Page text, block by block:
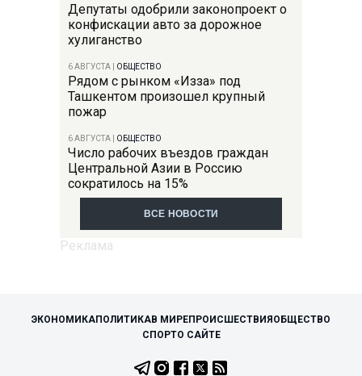
Депутаты одобрили законопроект о
конфискации авто за дорожное
хулиганство
6 АВГУСТА ОБЩЕСТВО
Рядом с рынком «Изза» под
Ташкентом произошел крупный
пожар
6 АВГУСТА ОБЩЕСТВО
Число рабочих въездов граждан
Центральной Азии в Россию
сократилось на 15%
ВСЕ НОВОСТИ
ЭКОНОМИКАПОЛИТИКАВ МИРЕПРОИСШЕСТВИЯОБЩЕСТВО
СПОРТО САЙТЕ